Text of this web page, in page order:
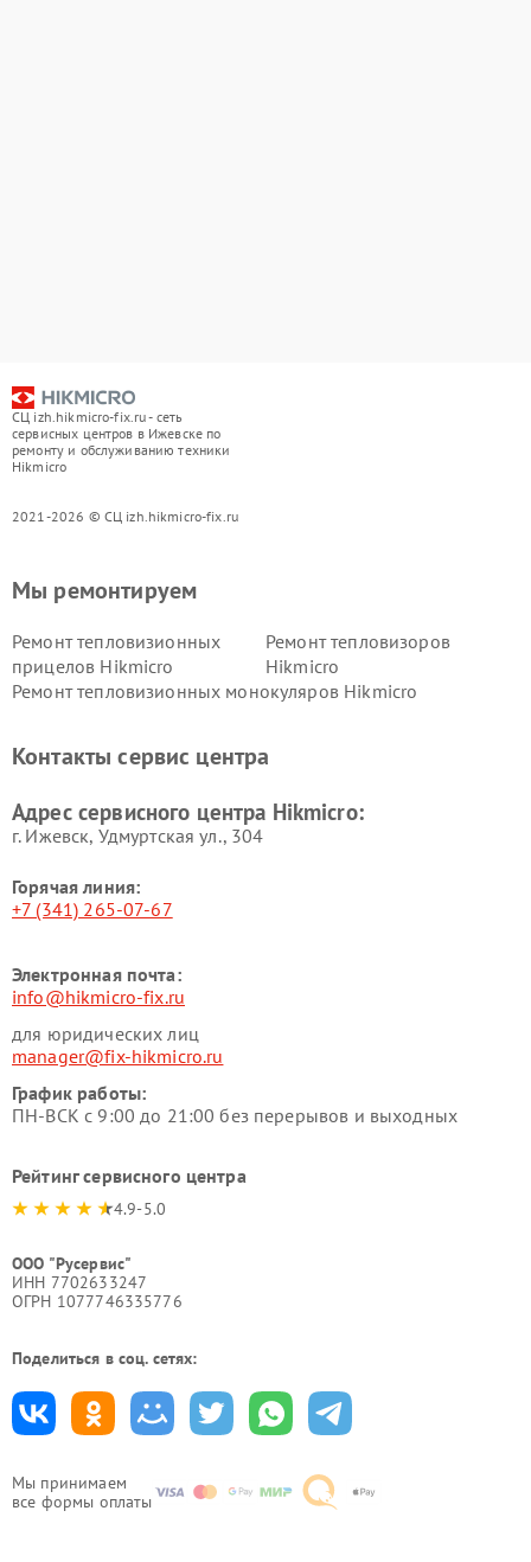
СЦ izh.hikmicro-fix.ru - сеть
сервисных центров в Ижевске по
ремонту и обслуживанию техники
Hikmicro
2021-2026 © СЦ izh.hikmicro-fix.ru
Мы принимаем
все формы оплаты
Мы ремонтируем
Ремонт тепловизионных
прицелов Hikmicro
Ремонт тепловизоров
Hikmicro
Ремонт тепловизионных монокуляров Hikmicro
Контакты сервис центра
Адрес сервисного центра Hikmicro:
г. Ижевск, Удмуртская ул., 304
Горячая линия:
+7 (341) 265-07-67
Электронная почта:
info@hikmicro-fix.ru
для юридических лиц
manager@fix-hikmicro.ru
График работы:
ПН-ВСК с 9:00 до 21:00 без перерывов и выходных
Рейтинг сервисного центра
4.9-5.0
ООО "Русервис"
ИНН 7702633247
ОГРН 1077746335776
Поделиться в соц. сетях: